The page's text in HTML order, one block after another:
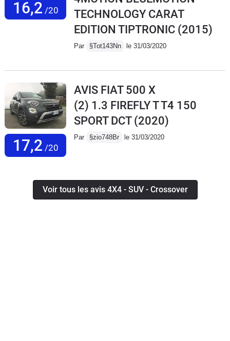
16,2 /20
TECHNOLOGY CARAT
EDITION TIPTRONIC (2015)
Par §Tot143Nn le 31/03/2020
17,2 /20
AVIS FIAT 500 X
(2) 1.3 FIREFLY T T4 150
SPORT DCT(2020)
Par §zio748Br le 31/03/2020
Voir tous les avis 4X4 - SUV - Crossover